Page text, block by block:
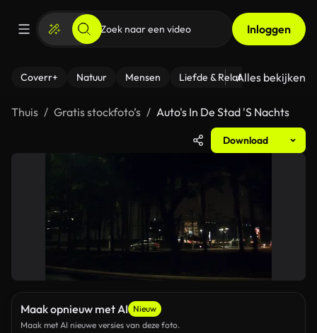
Inloggen
Coverr+ Natuur Mensen Liefde & Relaties - Fitness
Alles bekijken
Thuis Gratis stockfoto’s Auto's In De Stad 'S Nachts
Download
Maak opnieuw met AI Nieuw
Maak met AI nieuwe versies van deze foto.